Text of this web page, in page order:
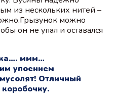
из нескольких нитей –
можно
он не упал и оставался
ммм…
упоением
Отличный